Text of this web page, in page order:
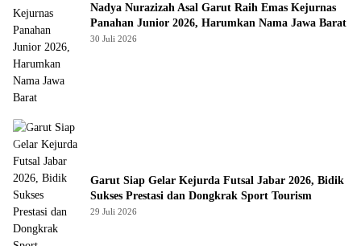
Nadya Nurazizah Asal Garut Raih Emas Kejurnas
Panahan Junior 2026, Harumkan Nama Jawa Barat
30 Juli 2026
Garut Siap Gelar Kejurda Futsal Jabar 2026, Bidik
Sukses Prestasi dan Dongkrak Sport Tourism
29 Juli 2026